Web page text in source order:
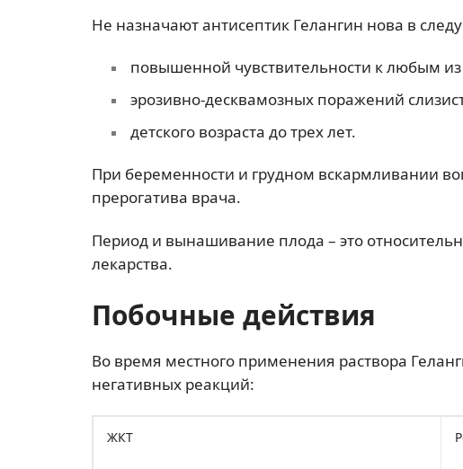
Не назначают антисептик Гелангин нова в
повышенной чувствительности к любым
эрозивно-десквамозных поражений
детского возраста до трех лет.
При беременности и грудном вскармливании
прерогатива врача.
Период и вынашивание плода – это
лекарства.
Побочные действия
Во время местного применения раствора
негативных реакций:
ЖКТ